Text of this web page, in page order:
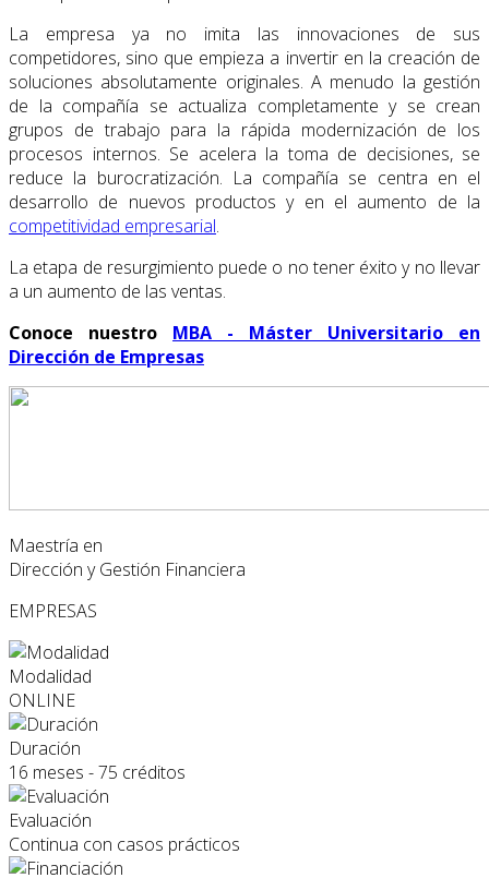
La empresa ya no imita las innovaciones de sus
competidores, sino que empieza a invertir en la creación de
soluciones absolutamente originales. A menudo la gestión
de la compañía se actualiza completamente y se crean
grupos de trabajo para la rápida modernización de los
procesos internos. Se acelera la toma de decisiones, se
reduce la burocratización. La compañía se centra en el
desarrollo de nuevos productos y en el aumento de la
competitividad empresarial.
La etapa de resurgimiento puede o no tener éxito y no llevar
a un aumento de las ventas.
Conoce nuestro MBA - Máster Universitario en
Dirección de Empresas
Maestría en
Dirección y Gestión Financiera
EMPRESAS
Modalidad
ONLINE
Duración
16 meses - 75 créditos
Evaluación
Continua con casos prácticos